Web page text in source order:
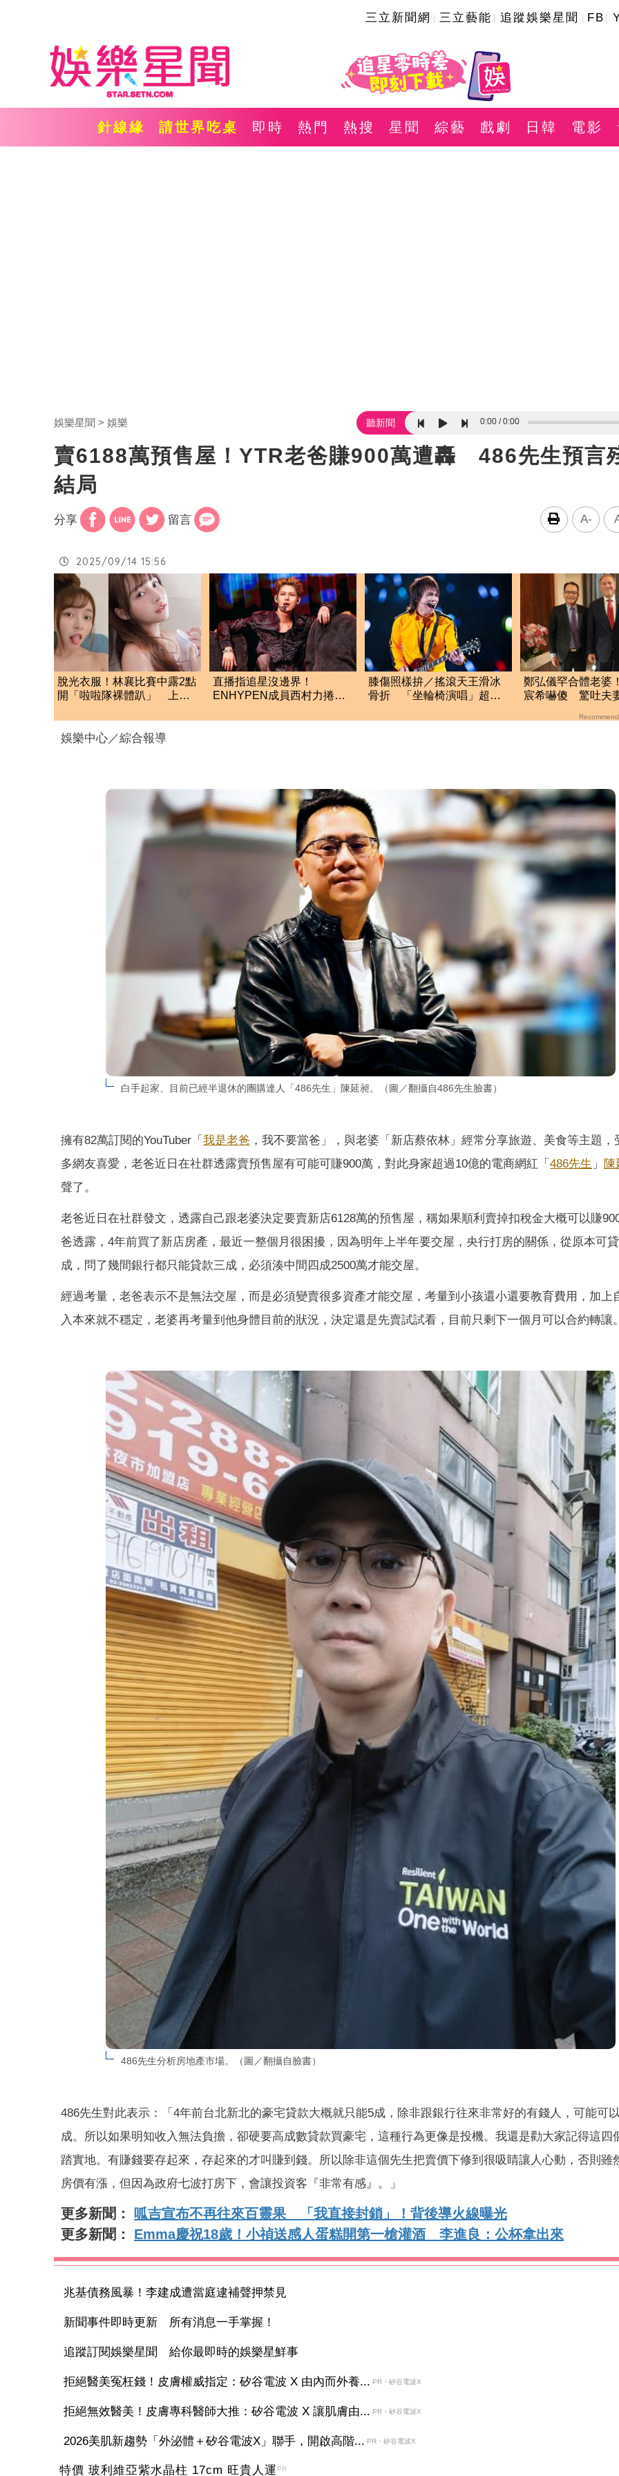
三立新聞網 三立藝能 追蹤娛樂星聞 FB
針線緣 請世界吃桌 即時 熱門 熱搜 星聞 綜藝 戲劇 日韓 電影
娛樂星聞 娛樂 聽新聞 0:00 0:00
賣6188萬預售屋！YTR老爸賺900萬遭轟 486先生預言
結局
分享 留言 A-
2025/09/14 15:56
脫光衣服！林襄比賽中露2點
開「啦啦隊裸體趴」 上空
直播指追星沒邊界！
ENHYPEN成員西村力捲輕
絲
膝傷照樣拚／搖滾天王滑冰
骨折 「坐輪椅演唱」超敬
鄭弘儀罕合體老婆
宸希嚇傻 驚吐夫
娛樂中心／綜合報導
白手起家、目前已經半退休的團購達人「486先生」陳延昶。（圖／翻攝自486先生臉書）
擁有82萬訂閱的YouTuber「 我是老爸 ，我不要當爸」，與老婆「新店蔡依林」經常分享旅遊、美食等主題，
多網友喜愛，老爸近日在社群透露賣預售屋有可能可賺900萬，對此身家超過10億的電商網紅「 486先生 」
陳
聲了。
老爸近日在社群發文，透露自己跟老婆決定要賣新店6128萬的預售屋，稱如果順利賣掉扣稅金大概可以賺
爸透露，4年前買了新店房產，最近一整個月很困擾，因為明年上半年要交屋，央行打房的關係，從原本可
成，問了幾間銀行都只能貸款三成，必須湊中間四成2500萬才能交屋。
經過考量，老爸表示不是無法交屋，而是必須變賣很多資產才能交屋，考量到小孩還小還要教育費用，加上
入本來就不穩定，老婆再考量到他身體目前的狀況，決定還是先賣試試看，目前只剩下一個月可以合約轉讓
486先生分析房地產市場。（圖／翻攝自臉書）
486先生對此表示：「4年前台北新北的豪宅貸款大概就只能5成，除非跟銀行往來非常好的有錢人，可能可
成。所以如果明知收入無法負擔，卻硬要高成數貸款買豪宅，這種行為更像是投機。我還是勸大家記得這四
踏實地。有賺錢要存起來，存起來的才叫賺到錢。所以除非這個先生把賣價下修到很吸睛讓人心動，否則雖
房價有漲，但因為政府七波打房下，會讓投資客『非常有感』。」
更多新聞：
呱吉宣布不再往來百靈果 「我直接封鎖」！背後導火線曝光
更多新聞： Emma慶祝18歲！小禎送感人蛋糕開第一槍灌酒 李進良：公杯拿出來
兆基債務風暴！李建成遭當庭逮補聲押禁見
新聞事件即時更新 所有消息一手掌握！
追蹤訂閱娛樂星聞 給你最即時的娛樂星鮮事
拒絕醫美冤枉錢！皮膚權威指定：矽谷電波 X 由內而外養... PR・矽谷電波X
拒絕無效醫美！皮膚專科醫師大推：矽谷電波 X 讓肌膚由... PR・矽谷電波X
2026美肌新趨勢「外泌體＋矽谷電波X」聯手，開啟高階... PR・矽谷電波X
特價 玻利維亞紫水晶柱 17cm 旺貴人運 PR